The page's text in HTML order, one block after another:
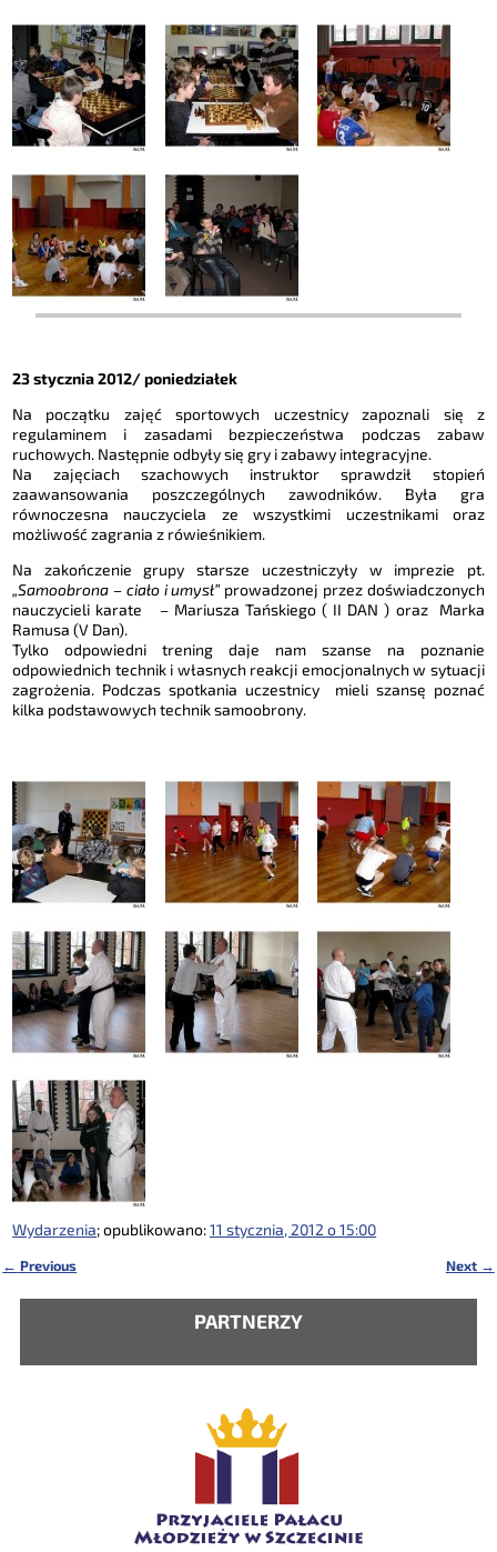
23 stycznia 2012/ poniedziałek
Na początku zajęć sportowych uczestnicy zapoznali się z
regulaminem i zasadami bezpieczeństwa podczas zabaw
ruchowych. Następnie odbyły się gry i zabawy integracyjne.
Na zajęciach szachowych instruktor sprawdził stopień
zaawansowania poszczególnych zawodników. Była gra
równoczesna nauczyciela ze wszystkimi uczestnikami oraz
możliwość zagrania z rówieśnikiem.
Na zakończenie grupy starsze uczestniczyły w imprezie pt.
„Samoobrona – ciało i umysł” prowadzonej przez doświadczonych
nauczycieli karate – Mariusza Tańskiego ( II DAN ) oraz Marka
Ramusa (V Dan).
Tylko odpowiedni trening daje nam szanse na poznanie
odpowiednich technik i własnych reakcji emocjonalnych w sytuacji
zagrożenia. Podczas spotkania uczestnicy mieli szansę poznać
kilka podstawowych technik samoobrony.
Wydarzenia; opublikowano:11 stycznia, 2012 o 15:00
← Previous Next →
PARTNERZY